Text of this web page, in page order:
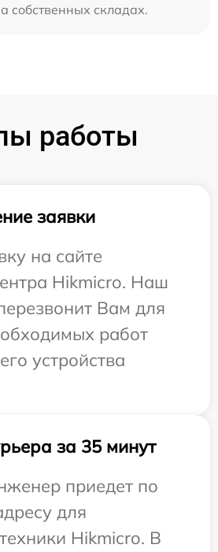
собственных складах.
работы
заявки
на сайте
Hikmicro. Наш
Вам для
работ
устройства
за 35 минут
приедет по
для
Hikmicro. В